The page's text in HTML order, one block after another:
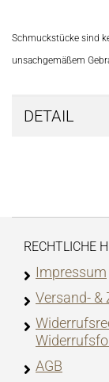
Schmuckstücke sind
unsachgemäßem
DETAIL
RECHTLICHE
Impressum
Versand- &
AGB